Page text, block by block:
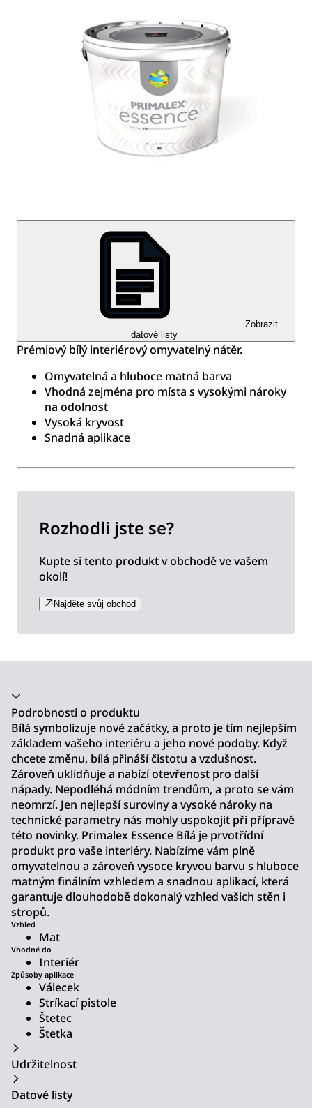
Zobrazit
datové listy
Prémiový bílý interiérový omyvatelný nátěr.
Omyvatelná a hluboce matná barva
Vhodná zejména pro místa s vysokými nároky
na odolnost
Vysoká kryvost
Snadná aplikace
Rozhodli jste se?
Kupte si tento produkt v obchodě ve vašem
okolí!
Najděte svůj obchod
Akordeon se zhroutil
Podrobnosti o produktu
Bílá symbolizuje nové začátky, a proto je tím nejlepším
základem vašeho interiéru a jeho nové podoby. Když
chcete změnu, bílá přináší čistotu a vzdušnost.
Zároveň uklidňuje a nabízí otevřenost pro další
nápady. Nepodléhá módním trendům, a proto se vám
neomrzí. Jen nejlepší suroviny a vysoké nároky na
technické parametry nás mohly uspokojit při přípravě
této novinky. Primalex Essence Bílá je prvotřídní
produkt pro vaše interiéry. Nabízíme vám plně
omyvatelnou a zároveň vysoce kryvou barvu s hluboce
matným finálním vzhledem a snadnou aplikací, která
garantuje dlouhodobě dokonalý vzhled vašich stěn i
stropů.
Vzhled
Mat
Vhodné do
Interiér
Způsoby aplikace
Válecek
Stríkací pistole
Štetec
Štetka
Udržitelnost
Datové listy